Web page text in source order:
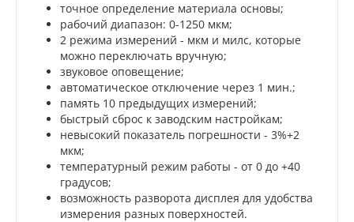
точное определение материала основы;
рабочий диапазон: 0-1250 мкм;
2 режима измерений - мкм и милс, которые
можно переключать вручную;
звуковое оповещение;
автоматическое отключение через 1 мин.;
память 10 предыдущих измерений;
быстрый сброс к заводским настройкам;
невысокий показатель погрешности - 3%+2
мкм;
температурный режим работы - от 0 до +40
градусов;
возможность разворота дисплея для удобства
измерения разных поверхностей.